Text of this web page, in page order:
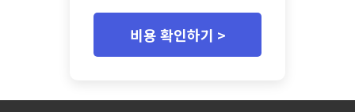
비용 확인하기 >